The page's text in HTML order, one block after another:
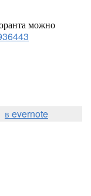
можно
в evernote